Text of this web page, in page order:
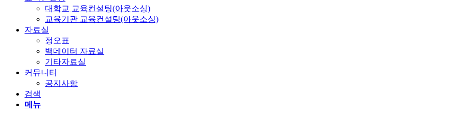
대학교 교육컨설팅(아웃소싱)
교육기관 교육컨설팅(아웃소싱)
자료실
정오표
백데이터 자료실
기타자료실
커뮤니티
공지사항
검색
메뉴